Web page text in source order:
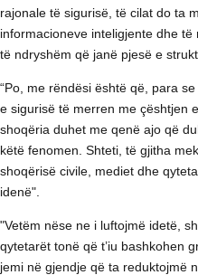
rajonale të sigurisë, të cilat do ta
informacioneve inteligjente dhe
të ndryshëm që janë pjesë e
“Po, me rëndësi është që, para
e sigurisë të merren me çështjen
shoqëria duhet me qenë ajo që
këtë fenomen. Shteti, të gjitha
shoqërisë civile, mediet dhe
idenë".
"Vetëm nëse ne i luftojmë idetë,
qytetarët tonë që t’iu bashkohen
jemi në gjendje që ta reduktojmë